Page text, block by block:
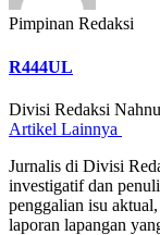
Pimpinan Redaksi
R444UL
Divisi Redaksi
Artikel Lainnya
Jurnalis di Divisi
investigatif dan
penggalian isu
laporan lapangan